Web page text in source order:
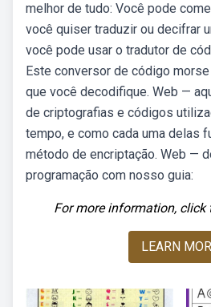
melhor de tudo: Você pode
você quiser traduzir ou decifrar
você pode usar o tradutor de
Este conversor de código
que você decodifique. Web —
de criptografias e códigos
tempo, e como cada uma delas
método de encriptação. Web —
programação com nosso guia:
For more information, click
LEARN